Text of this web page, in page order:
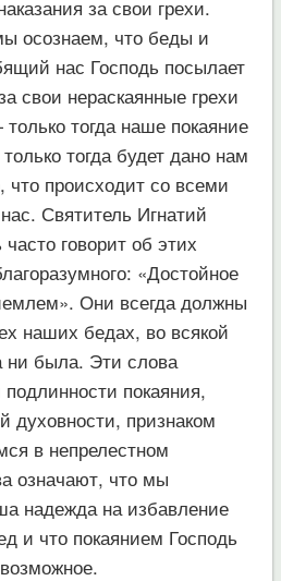
за свои грехи.
осознаем, что беды и
нас Господь посылает
свои нераскаянные грехи
тогда наше покаяние
тогда будет дано нам
что происходит со всеми
Святитель Игнатий
говорит об этих
«Достойное
Они всегда должны
наших бедах, во всякой
ни была. Эти слова
покаяния,
духовности, признаком
в непрелестном
означают, что мы
надежда на избавление
и что покаянием Господь